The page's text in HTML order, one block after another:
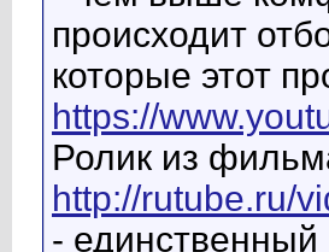
происходит
которые этот
https://
Ролик из
http://rutube.ru/
- единственный